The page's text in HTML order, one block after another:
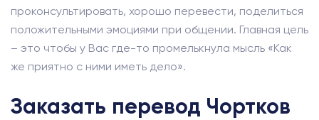
проконсультировать, хорошо перевести, поделиться
положительными эмоциями при общении. Главная цель
– это чтобы у Вас где-то промелькнула мысль «Как
же приятно с ними иметь дело».
Заказать перевод Чортков